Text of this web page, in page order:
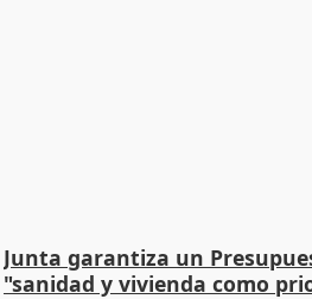
Junta garantiza un
"sanidad y vivienda como